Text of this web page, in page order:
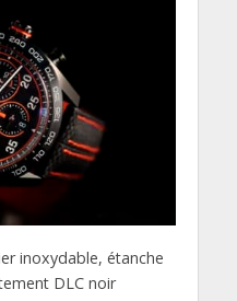
inoxydable, étanche
DLC noir